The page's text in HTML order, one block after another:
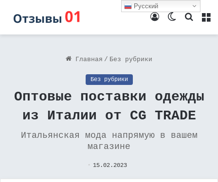
Поиск
Switch
Войти
Главная / Без рубрики
Без рубрики
Оптовые поставки одежды
из Италии от CG TRADE
Итальянская мода напрямую в вашем
магазине
15.02.2023
Русский